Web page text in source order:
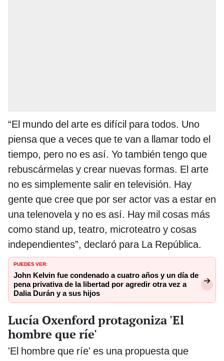
“El mundo del arte es difícil para todos. Uno
piensa que a veces que te van a llamar todo el
tiempo, pero no es así. Yo también tengo que
rebuscármelas y crear nuevas formas. El arte
no es simplemente salir en televisión. Hay
gente que cree que por ser actor vas a estar en
una telenovela y no es así. Hay mil cosas más
como stand up, teatro, microteatro y cosas
independientes”, declaró para La República.
PUEDES VER:
John Kelvin fue condenado a cuatro años y un día de
pena privativa de la libertad por agredir otra vez a
Dalia Durán y a sus hijos
Lucía Oxenford protagoniza 'El
hombre que ríe'
'El hombre que ríe' es una propuesta que